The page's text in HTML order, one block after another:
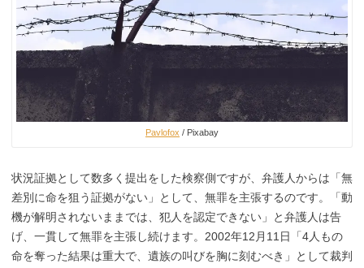
Pavlofox / Pixabay
状況証拠として数多く提出をした検察側ですが、弁護人からは「無
差別に命を狙う証拠がない」として、無罪を主張するのです。「動
機が解明されないままでは、犯人を認定できない」と弁護人は告
げ、一貫して無罪を主張し続けます。2002年12月11日「4人もの
命を奪った結果は重大で、遺族の叫びを胸に刻むべき」として裁判